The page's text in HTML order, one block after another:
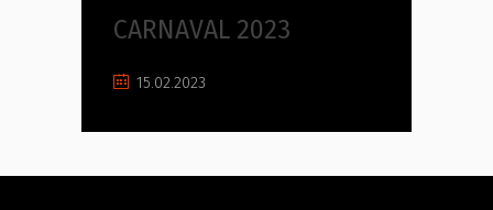
CARNAVAL 2023
15.02.2023